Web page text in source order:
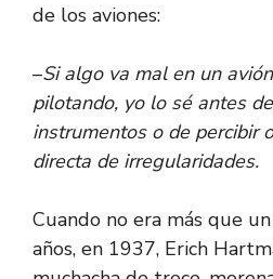
de los aviones:
–Si algo va mal en un
pilotando, yo lo sé antes
instrumentos o de percibir
directa de irregularidades.
Cuando no era más que
años, en 1937, Erich